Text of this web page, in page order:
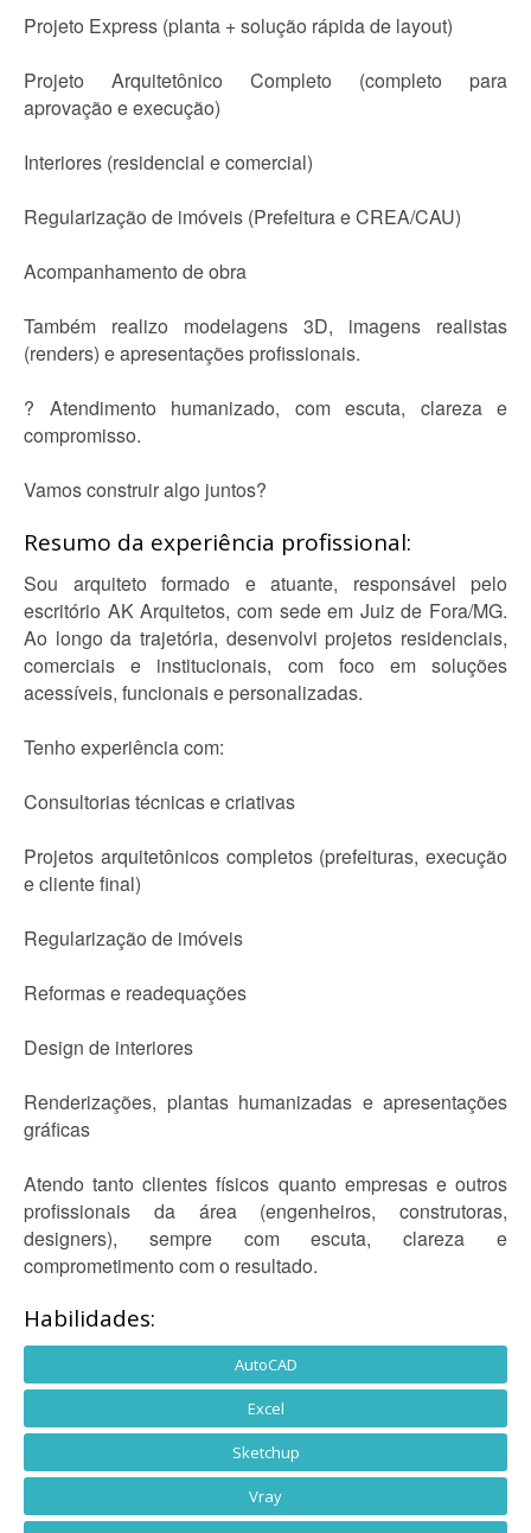
Projeto Express (planta + solução rápida de layout)
Projeto Arquitetônico Completo (completo para
aprovação e execução)
Interiores (residencial e comercial)
Regularização de imóveis (Prefeitura e CREA/CAU)
Acompanhamento de obra
Também realizo modelagens 3D, imagens realistas
(renders) e apresentações profissionais.
? Atendimento humanizado, com escuta, clareza e
compromisso.
Vamos construir algo juntos?
Resumo da experiência profissional:
Sou arquiteto formado e atuante, responsável pelo
escritório AK Arquitetos, com sede em Juiz de Fora/MG.
Ao longo da trajetória, desenvolvi projetos residenciais,
comerciais e institucionais, com foco em soluções
acessíveis, funcionais e personalizadas.
Tenho experiência com:
Consultorias técnicas e criativas
Projetos arquitetônicos completos (prefeituras, execução
e cliente final)
Regularização de imóveis
Reformas e readequações
Design de interiores
Renderizações, plantas humanizadas e apresentações
gráficas
Atendo tanto clientes físicos quanto empresas e outros
profissionais da área (engenheiros, construtoras,
designers), sempre com escuta, clareza e
comprometimento com o resultado.
Habilidades:
AutoCAD
Excel
Sketchup
Vray